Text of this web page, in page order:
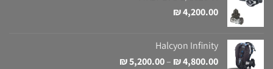
₪4,200.00
Halcyon Infinity
₪4,800.00
–
₪5,200.00